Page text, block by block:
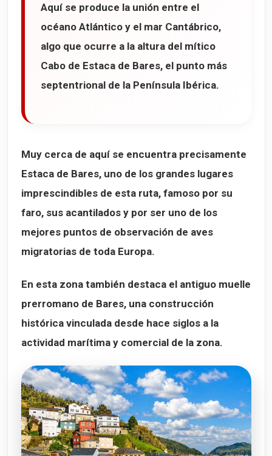
Aquí se produce la unión entre el
océano Atlántico y el mar Cantábrico,
algo que ocurre a la altura del mítico
Cabo de Estaca de Bares, el punto más
septentrional de la Península Ibérica.
Muy cerca de aquí se encuentra precisamente
Estaca de Bares, uno de los grandes lugares
imprescindibles de esta ruta, famoso por su
faro, sus acantilados y por ser uno de los
mejores puntos de observación de aves
migratorias de toda Europa.
En esta zona también destaca el antiguo muelle
prerromano de Bares, una construcción
histórica vinculada desde hace siglos a la
actividad marítima y comercial de la zona.